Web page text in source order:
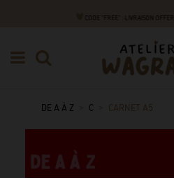
CODE "FREE" : LIVRAISON
DE A À Z C CARNET A5